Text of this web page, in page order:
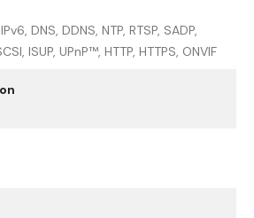
DNS, DDNS, NTP, RTSP, SADP,
ISUP, UPnP™, HTTP, HTTPS, ONVIF